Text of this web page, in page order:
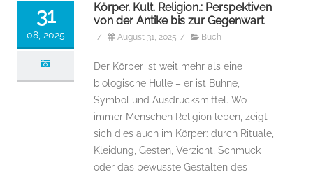
31
08, 2025
Körper. Kult. Religion.: Perspektiven
von der Antike bis zur Gegenwart
/ August 31, 2025 / Buch
Der Körper ist weit mehr als eine
biologische Hülle – er ist Bühne,
Symbol und Ausdrucksmittel. Wo
immer Menschen Religion leben, zeigt
sich dies auch im Körper: durch Rituale,
Kleidung, Gesten, Verzicht, Schmuck
oder das bewusste Gestalten des